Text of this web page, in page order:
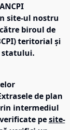
site-ul nostru
biroul de
teritorial și
statului.
de plan
intermediul
pe site-